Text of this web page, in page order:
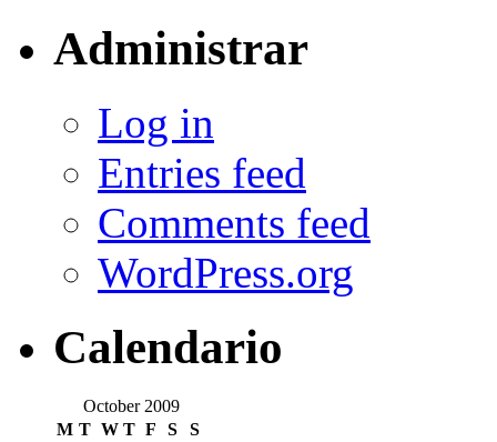
Administrar
Log in
Entries feed
Comments feed
WordPress.org
Calendario
October 2009
M T W T F S
S